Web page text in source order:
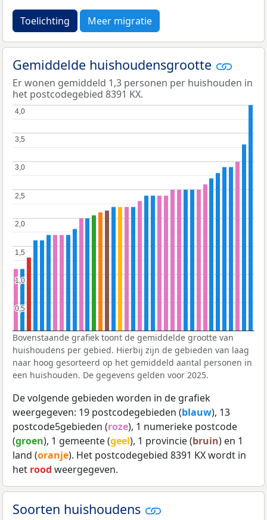
Toelichting Meer migratie
Gemiddelde huishoudensgrootte
Er wonen gemiddeld 1,3 personen per huishouden in
het postcodegebied 8391 KX.
0,5
0,5
1,0
1,0
1,5
1,5
2,0
2,0
2,5
2,5
3,0
3,0
3,5
3,5
4,0
4,0
Bovenstaande grafiek toont de gemiddelde grootte van
huishoudens per gebied. Hierbij zijn de gebieden van laag
naar hoog gesorteerd op het gemiddeld aantal personen in
een huishouden. De gegevens gelden voor 2025.
De volgende gebieden worden in de grafiek
weergegeven: 19 postcodegebieden (blauw), 13
postcode5gebieden (roze), 1 numerieke postcode
(groen), 1 gemeente (geel), 1 provincie (bruin) en 1
land (oranje). Het postcodegebied 8391 KX wordt in
het rood weergegeven.
Soorten huishoudens